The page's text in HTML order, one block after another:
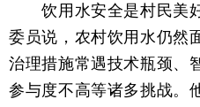
饮用水安全是村民美好
委员说，农村饮用水仍然
治理措施常遇技术瓶颈、
参与度不高等诸多挑战。